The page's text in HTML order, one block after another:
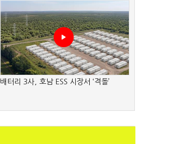
배터리 3사, 호남 ESS 시장서 ‘격돌’